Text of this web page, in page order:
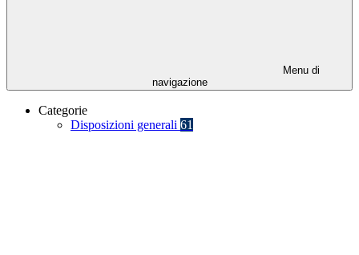
Menu di
navigazione
Categorie
Disposizioni generali 61